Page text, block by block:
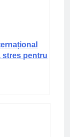
stres pentru